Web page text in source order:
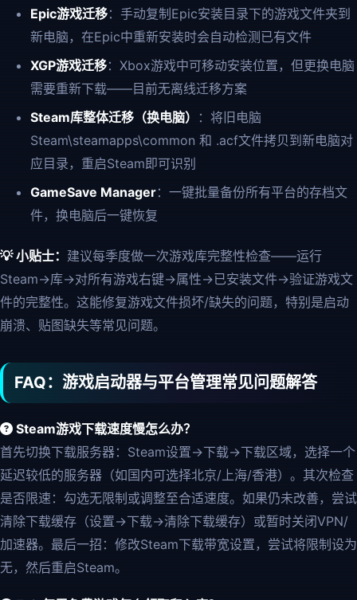
Epic游戏迁移：手动复制Epic安装目录下的游戏文件夹到
新电脑，在Epic中重新安装时会自动检测已有文件
XGP游戏迁移：Xbox游戏中可移动安装位置，但更换电脑
需要重新下载——目前无离线迁移方案
Steam库整体迁移（换电脑）
：将旧电脑
Steam\steamapps\common 和 .acf文件拷贝到新电脑对
应目录，重启Steam即可识别
GameSave Manager：一键批量备份所有平台的存档文
件，换电脑后一键恢复
💡 小贴士： 建议每季度做一次游戏库完整性检查——运行
Steam→库→对所有游戏右键→属性→已安装文件→验证游戏文
件的完整性。这能修复游戏文件损坏/缺失的问题，特别是启动
崩溃、贴图缺失等常见问题。
FAQ：游戏启动器与平台管理常见问题解答
Steam游戏下载速度慢怎么办？
首先切换下载服务器：Steam设置→下载→下载区域，选择一个
延迟较低的服务器（如国内可选择北京/上海/香港）。其次检查
是否限速：勾选无限制或调整至合适速度。如果仍未改善，尝试
清除下载缓存（设置→下载→清除下载缓存）或暂时关闭VPN/
加速器。最后一招：修改Steam下载带宽设置，尝试将限制设为
无，然后重启Steam。